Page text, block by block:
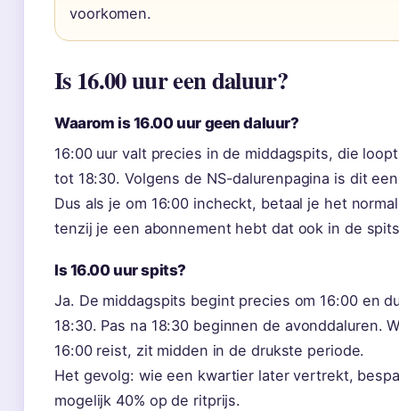
voorkomen.
Is 16.00 uur een daluur?
Waarom is 16.00 uur geen daluur?
16:00 uur valt precies in de middagspits, die
tot 18:30. Volgens de NS-dalurenpagina is dit
Dus als je om 16:00 incheckt, betaal je het
tenzij je een abonnement hebt dat ook in de
Is 16.00 uur spits?
Ja. De middagspits begint precies om 16:00 en
18:30. Pas na 18:30 beginnen de avonddaluren.
16:00 reist, zit midden in de drukste periode.
Het gevolg: wie een kwartier later vertrekt,
mogelijk 40% op de ritprijs.